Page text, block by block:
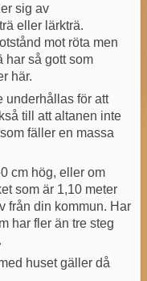
sig av
eller lärkträ.
mot röta men
har så gott som
här.
underhållas för att
till att altanen inte
fäller en massa
cm hög, eller om
som är 1,10 meter
från din kommun. Har
har fler än tre steg
huset gäller då